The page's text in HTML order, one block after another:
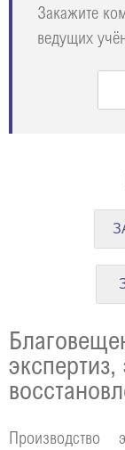
Закажите
ведущих
экспертиз,
Производство